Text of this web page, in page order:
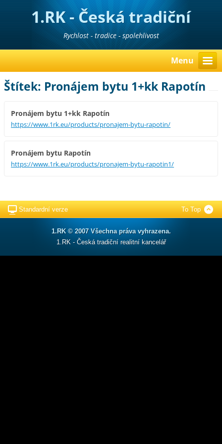
1.RK - Česká tradiční
realitní kancelář
Rychlost - tradice - spolehlivost
Menu
Štítek: Pronájem bytu 1+kk Rapotín
Pronájem bytu 1+kk Rapotín
https://www.1rk.eu/products/pronajem-bytu-rapotin/
Pronájem bytu Rapotín
https://www.1rk.eu/products/pronajem-bytu-rapotin1/
Standardní verze To Top
1.RK © 2007 Všechna práva vyhrazena.
1.RK - Česká tradiční realitní kancelář